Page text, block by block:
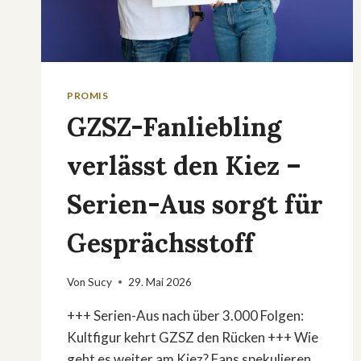
PROMIS
GZSZ-Fanliebling
verlässt den Kiez –
Serien-Aus sorgt für
Gesprächsstoff
Von Sucy 29. Mai 2026
+++ Serien-Aus nach über 3.000 Folgen:
Kultfigur kehrt GZSZ den Rücken +++ Wie